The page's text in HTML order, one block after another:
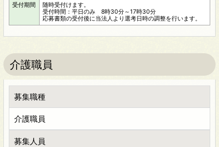
受付期間
随時受付けます。
受付時間：平日のみ 8時30分～17時30分
応募書類の受付後に当法人より選考日時の調整を行います。
介護職員
募集職種
介護職員
募集人員